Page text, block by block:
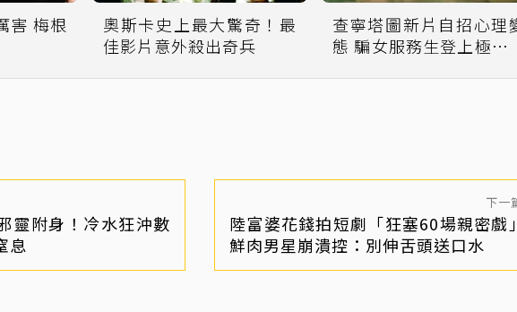
害 梅根
奧斯卡史上最大驚奇！最
佳影片意外殺出奇兵
查寧塔圖新片自招心理
態 騙女服務生登上極樂
靈附身！冷水狂沖數
息
下一
陸富婆花錢拍短劇「狂塞60場親密戲
鮮肉男星崩潰控：別伸舌頭送口水